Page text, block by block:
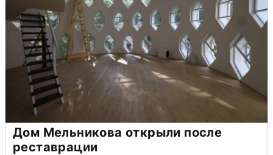
Дом Мельникова открыли после
реставрации